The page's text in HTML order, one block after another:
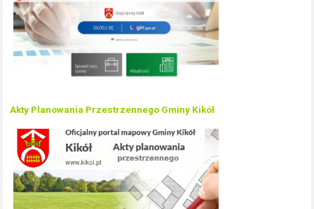
Akty Planowania Przestrzennego Gminy Kikół